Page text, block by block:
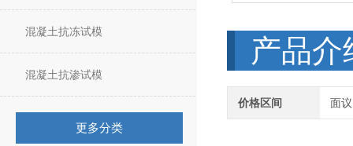
混凝土抗冻试模
混凝土抗渗试模
更多分类
产品介
价格区间 面议